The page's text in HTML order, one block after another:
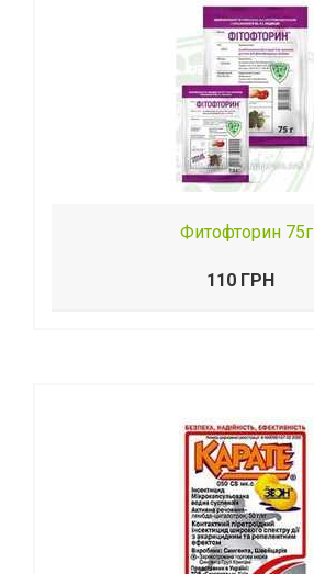
Фитофторин 75г
110 ГРН